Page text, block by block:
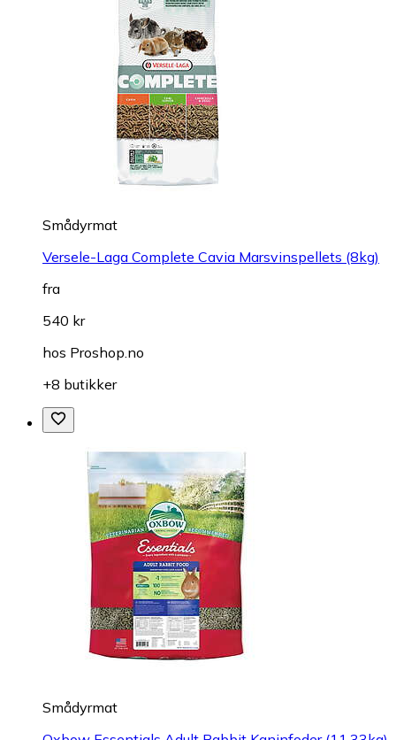
Smådyrmat
Versele-Laga Complete Cavia Marsvinspellets (8kg)
fra
540 kr
hos Proshop.no
+8 butikker
Smådyrmat